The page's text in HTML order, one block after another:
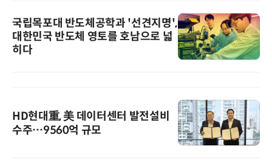
국립목포대 반도체공학과 '선견지명',
대한민국 반도체 영토를 호남으로 넓
히다
HD현대重, 美 데이터센터 발전설비
수주…9560억 규모